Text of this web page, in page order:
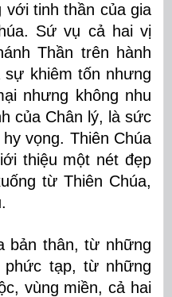
với tinh thần của gia
Sứ vụ cả hai vị
Thần trên hành
khiêm tốn nhưng
nhưng không nhu
của Chân lý, là sức
vọng. Thiên Chúa
thiệu một nét đẹp
từ Thiên Chúa,
bản thân, từ những
phức tạp, từ những
vùng miền, cả hai